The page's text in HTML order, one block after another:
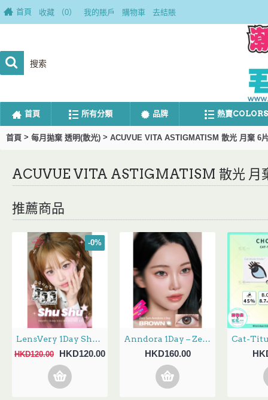
首頁 收藏 （0） 我的賬戶 購物車 去結賬
首頁 所有分類 品牌 熱賣COLORS
首頁 > 每月拋棄 透明(散光) > ACUVUE VITA ASTIGMATISM 散光 月棄 6
ACUVUE VITA ASTIGMATISM 散光 月
推薦商品
-0%
LensVery 1Day ShuShu 3選色 日拋 每盒10片
HKD120.00 HKD120.00
Anndora 1Day – Zero Turn Brown安凝亮啡 日拋 10片裝
HKD160.00